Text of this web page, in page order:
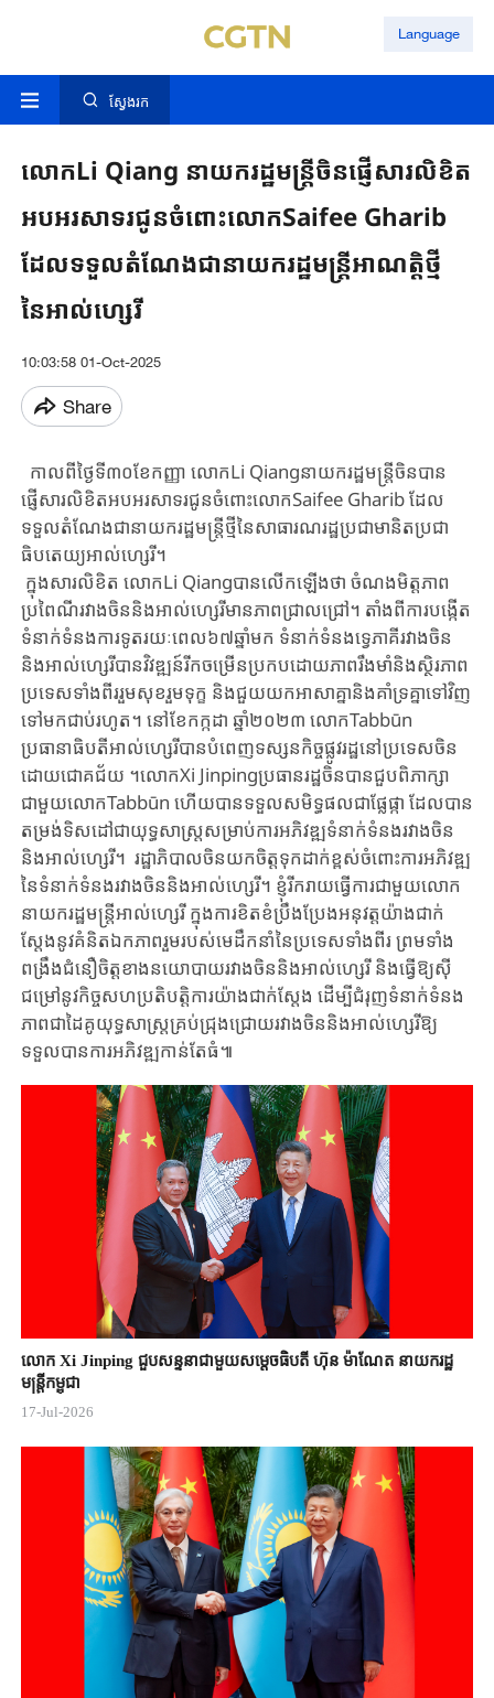
Language
ស្វែងរក
លោកLi Qiang នាយករដ្ឋមន្រ្តីចិនផ្ញើសារលិខិត
អបអរសាទរជូនចំពោះលោកSaifee Gharib
ដែលទទួលតំណែងជានាយករដ្ឋមន្ត្រីអាណតិ្តថ្មី
នៃអាល់ហ្សេរី
10:03:58 01-Oct-2025
Share
កាលពីថ្ងៃទី៣០ខែកញ្ញា លោកLi Qiangនាយករដ្ឋមន្រ្តី​ចិនបាន
ផ្ញើសារលិខិតអបអរសាទរជូនចំពោះ​លោកSaifee Gharib ដែល
ទទួលតំណែង​ជានាយករដ្ឋមន្ត្រីថ្មីនៃសាធារណរដ្ឋប្រជាមានិតប្រជា
ធិបតេយ្យអាល់ហ្សេរី។
ក្នុងសារលិខិត លោកLi Qiangបានលើកឡើងថា ចំណងមិត្តភាព
ប្រពៃណីរវាងចិននិងអាល់ហ្សេរីមានភាពជ្រាលជ្រៅ​។ តាំងពីការបង្កើត
ទំនាក់ទំនងការទូតរយៈពេល៦៧ឆ្នាំ​មក ទំនាក់ទំនងទ្វេភាគីរវាងចិន
និងអាល់ហ្សេរីបានវិវឌ្ឍន៍រីកចម្រើនប្រកបដោយ​ភាពរឹងមាំនិងស្ថិរភាព
ប្រទេសទាំងពីរ​រួមសុខរួមទុក្ខ​ និងជួយយកអាសាគ្នា​និងគាំទ្រគ្នាទៅវិញ
ទៅមកជាប់រហូត។ នៅខែកក្កដា ឆ្នាំ២០២៣ លោកTabbūn
ប្រធានាធិបតី​អាល់ហ្សេរីបានបំពេញទស្សនកិច្ចផ្លូវរដ្ឋនៅប្រទេសចិន
ដោយជោគជ័យ ។​លោកXi Jinpingប្រធានរដ្ឋចិនបានជួបពិភាក្សា
ជាមួយលោកTabbūn ​ហើយបានទទួលសមិទ្ធផលជាផ្លែផ្កា ដែលបាន
តម្រង់ទិសដៅជាយុទ្ធសាស្រ្តសម្រាប់ការអភិវឌ្ឍទំនាក់ទំនងរវាងចិន
និងអាល់ហ្សេរី។ រដ្ឋាភិបាលចិនយកចិត្តទុកដាក់ខ្ពស់ចំពោះការអភិវឌ្ឍ
នៃទំនាក់ទំនងរវាងចិននិងអាល់ហ្សេរី។ ខ្ញុំរីករាយធ្វើការជាមួយលោក
នាយករដ្ឋមន្ត្រីអាល់ហ្សេរី ក្នុងការខិតខំប្រឹងប្រែងអនុវត្តយ៉ាងជាក់
ស្តែងនូវគំនិតឯកភាពរួមរបស់មេដឹកនាំនៃប្រទេសទាំងពីរ​ ព្រមទាំង
ពង្រឹងជំនឿចិត្តខាងនយោបាយរវាងចិននិងអាល់ហ្សេរី និងធ្វើឱ្យស៊ី
ជម្រៅនូវកិច្ចសហប្រតិបត្តិការយ៉ាងជាក់ស្តែង ដើម្បីជំរុញ​ទំនាក់ទំនង
ភាពជាដៃគូយុទ្ធសាស្ត្រគ្រប់ជ្រុងជ្រោយរវាងចិននិងអាល់ហ្សេរីឱ្យ
ទទួលបានការអភិវឌ្ឍ​កាន់តែធំ៕
លោក Xi Jinping ជួបសន្ទនាជាមួយសម្តេចធិបតី ហ៊ុន ម៉ាណែត នាយករដ្ឋ
មន្ត្រីកម្ពុជា
17-Jul-2026